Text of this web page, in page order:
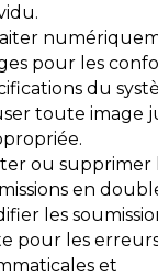
pour les
du
toute image
ou supprimer
en
les
pour les
et